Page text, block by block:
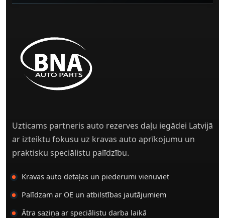
Uzticams partneris auto rezerves daļu iegādei Latvijā
ar izteiktu fokusu uz kravas auto aprīkojumu un
praktisku speciālistu palīdzību.
Kravas auto detaļas un piederumi vienuviet
Palīdzam ar OE un atbilstības jautājumiem
Ātra saziņa ar speciālistu darba laikā